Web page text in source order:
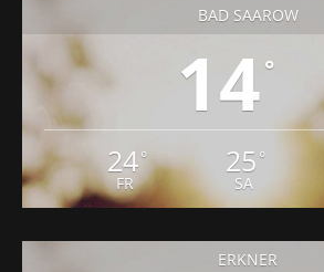
BAD SAAROW
14°
24°
FR
25 °
SA
ERKNER